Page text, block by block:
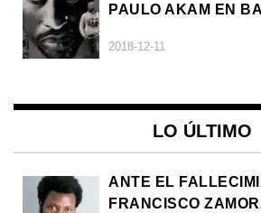
PAULO AKAM EN
2018-12-11
LO ÚLTIMO
ANTE EL
FRANCISCO